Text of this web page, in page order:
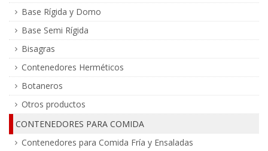
Base Rígida y Domo
Base Semi Rígida
Bisagras
Contenedores Herméticos
Botaneros
Otros productos
CONTENEDORES PARA COMIDA
Contenedores para Comida Fría y Ensaladas